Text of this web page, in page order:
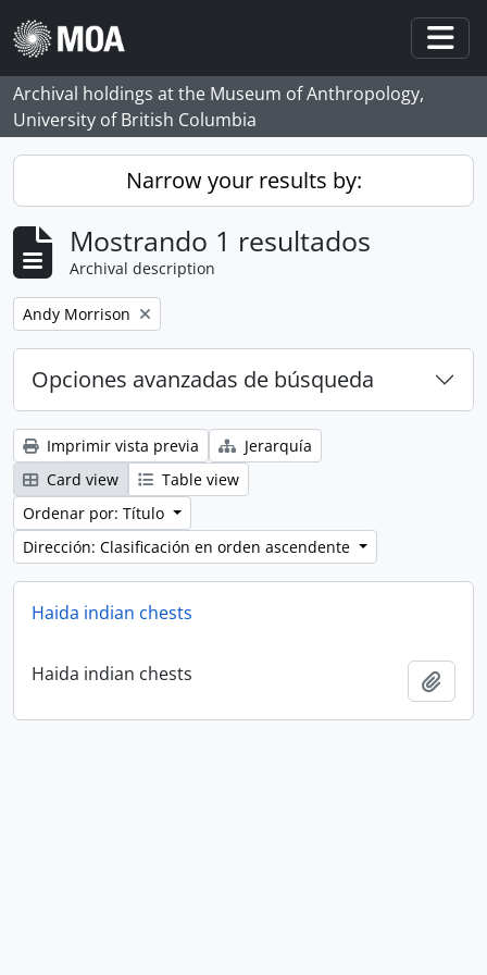
Skip to main content
Archival holdings at the Museum of Anthropology,
University of British Columbia
Narrow your results by:
Mostrando 1 resultados
Archival description
Remove filter:
Andy Morrison
Opciones avanzadas de búsqueda
Imprimir vista previa
Jerarquía
Card view
Table view
Ordenar por: Título
Dirección: Clasificación en orden ascendente
Haida indian chests
Haida indian chests